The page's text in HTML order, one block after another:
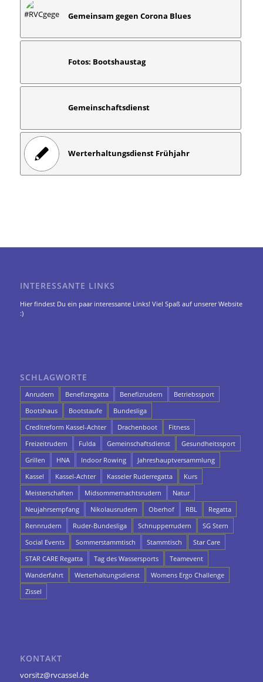
Gemeinsam gegen Corona Blues
Fotos: Bootshaustag
Gemeinschaftsdienst
Werterhaltungsdienst Frühjahr
INTERESSANTE LINKS
Hier findest Du ein paar interessante Links! Viel Spaß auf unserer Website
:)
SCHLAGWORTE
Anrudern Benefizregatta Benefizrudern
Betriebssport
Bootshaus
Bootstaufe
Bundesliga
Creditreform Kassel-Achter
Drachenboot
Fitness
Freizeitrudern
Fulda Gemeinschaftsdienst
Gesundheitssport
Grillen
HNA Indoor Rowing
Jahreshauptversammlung
Kassel
Kassel-Achter Kasseler Ruderregatta
Kurs
Meisterschaften
Midsommernachtsrudern
Natur
Neujahrsempfang
Nikolausrudern Oberhof RBL
Regatta
Rennrudern
Ruder-Bundesliga Schnupperrudern
SG Stern
Social Events
Sommerstammtisch Stammtisch
Star Care
STAR CARE Regatta
Tag des Wassersports
Teamevent
Wanderfahrt
Werterhaltungsdienst
Womens Ergo Challenge
Zissel
KONTAKT
vorsitz@rvcassel.de